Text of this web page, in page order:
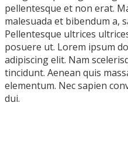
pellentesque et non erat.
malesuada et bibendum a,
Pellentesque ultrices
posuere ut. Lorem ipsum
adipiscing elit. Nam
tincidunt. Aenean quis
elementum. Nec sapien
dui.